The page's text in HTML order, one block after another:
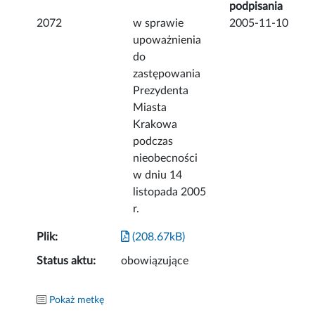
podpisania
2072
w sprawie
upoważnienia
do
zastępowania
Prezydenta
Miasta
Krakowa
podczas
nieobecności
w dniu 14
listopada 2005
r.
2005-11-10
Plik: (208.67kB)
Status aktu: obowiązujące
Pokaż metkę